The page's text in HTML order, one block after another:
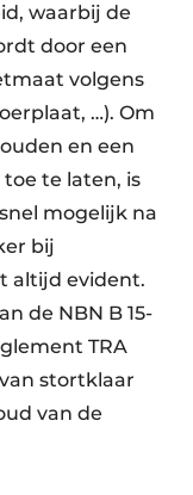
waarbij de
door een
volgens
…). Om
en een
te laten, is
mogelijk na
bij
altijd evident.
de NBN B 15-
TRA
stortklaar
van de